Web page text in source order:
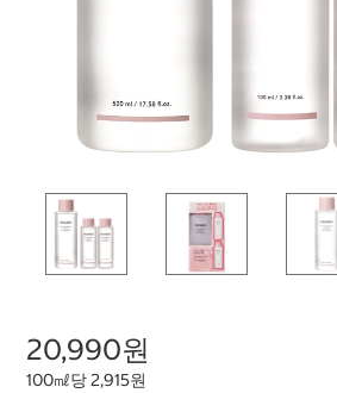
20,990원
100㎖당 2,915원